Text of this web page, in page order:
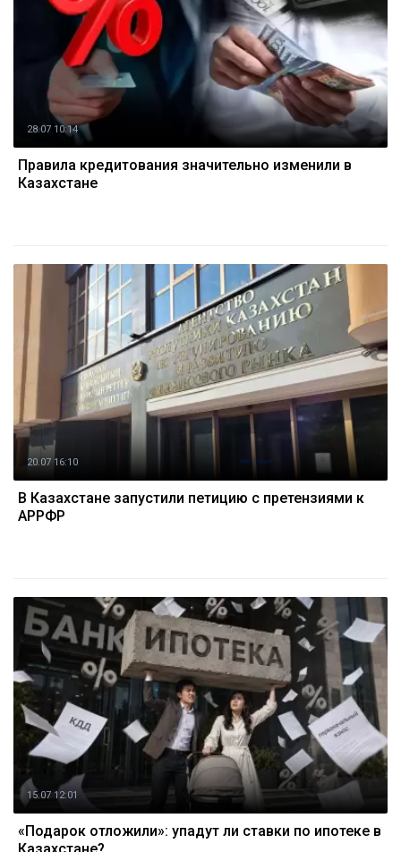
28.07 10:14
Правила кредитования значительно изменили в
Казахстане
20.07 16:10
В Казахстане запустили петицию с претензиями к
АРРФР
15.07 12:01
«Подарок отложили»: упадут ли ставки по ипотеке в